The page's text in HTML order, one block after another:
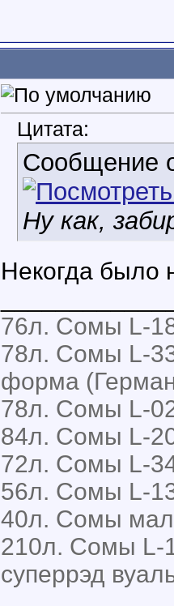
Цитата:
Сообщение
Ну как,
Некогда было
76л. Сомы L-
78л. Сомы L-
форма
78л. Сомы L-
84л. Сомы L-
72л. Сомы L-
56л. Сомы L-
40л. Сомы
210л. Сомы L-
суперрэд